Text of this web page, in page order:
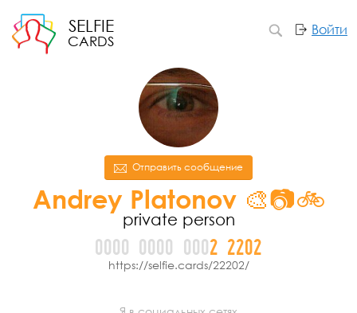
SELFIE
CARDS
Войти
Отправить сообщение
Andrey Platonov 🎨📷🚲
private person
0000 0000 0002 2202
https://selfie.cards/22202/